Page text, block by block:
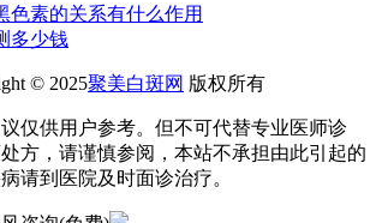
色素的关系有什么作用
多少钱
© 2025聚美白斑网 版权所有
仅供用户参考。但不可代替专业医师诊
方，请谨慎参阅，本站不承担由此引起的
请到医院及时面诊治疗。